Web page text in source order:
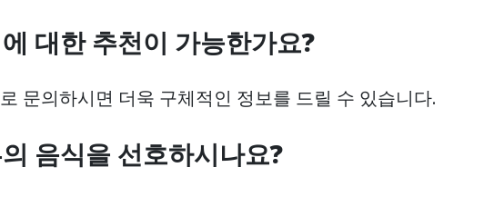
대한 추천이 가능한가요?
문의하시면 더욱 구체적인 정보를 드릴 수 있습니다.
음식을 선호하시나요?